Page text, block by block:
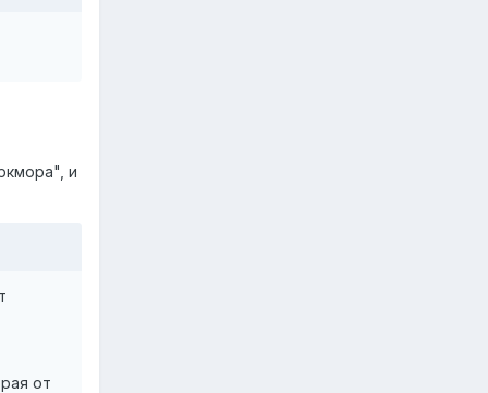
и
от